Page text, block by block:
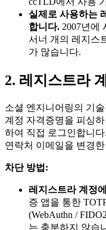
실제로 사용하는
합니다. 2007년에
서너 개의 레지스
가 많습니다.
2. 레지스트라
소셜 엔지니어링의 기
계정 자격증명을 피싱
하여 직접 로그인합니
연락처 이메일을 변경
차단 방법:
레지스트라 계정
증 앱을 통한
(WebAuthn /
는 충분하지 않습